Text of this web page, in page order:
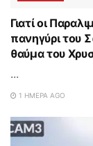
Γιατί οι
πανηγύρι του
θαύμα του
...
1 ΗΜΈΡΑ AGO